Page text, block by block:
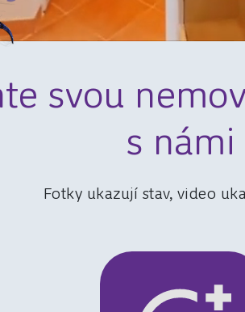
svou
s námi
Fotky ukazují stav, video